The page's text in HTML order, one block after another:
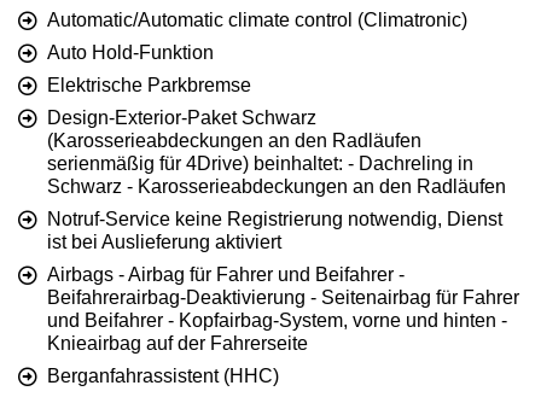
Automatic/Automatic climate control (Climatronic)
Auto Hold-Funktion
Elektrische Parkbremse
Design-Exterior-Paket Schwarz
(Karosserieabdeckungen an den Radläufen
serienmäßig für 4Drive) beinhaltet: - Dachreling in
Schwarz - Karosserieabdeckungen an den Radläufen
Notruf-Service keine Registrierung notwendig, Dienst
ist bei Auslieferung aktiviert
Airbags - Airbag für Fahrer und Beifahrer -
Beifahrerairbag-Deaktivierung - Seitenairbag für Fahrer
und Beifahrer - Kopfairbag-System, vorne und hinten -
Knieairbag auf der Fahrerseite
Berganfahrassistent (HHC)